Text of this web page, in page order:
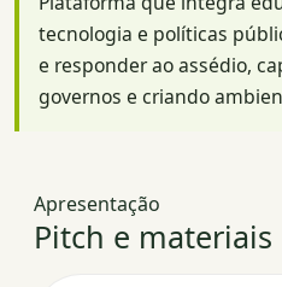
tecnologia e políticas
e responder ao assédio,
governos e criando
Apresentação
Pitch e materiais